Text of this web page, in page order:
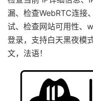
漏、检查WebRTC连接
试、检查网站可用性、
登录，支持白天黑夜模
文，法语！